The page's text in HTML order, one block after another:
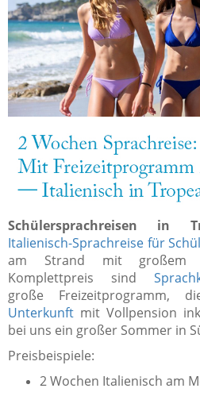
Schülersprachreisen in
Italienisch-Sprachreise für
am Strand mit großem
Komplettpreis sind
große Freizeitprogramm,
Unterkunft mit Vollpension
bei uns ein großer Sommer in
Preisbeispiele:
2 Wochen Italienisch am